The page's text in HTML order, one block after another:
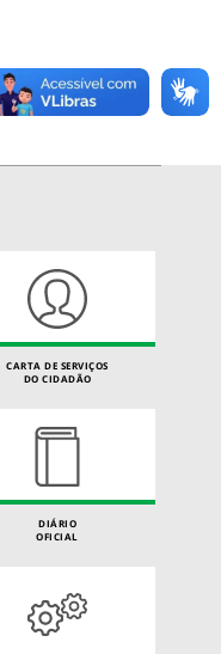
CARTA DE SERVIÇOS
DO CIDADÃO
DIÁRIO
OFICIAL